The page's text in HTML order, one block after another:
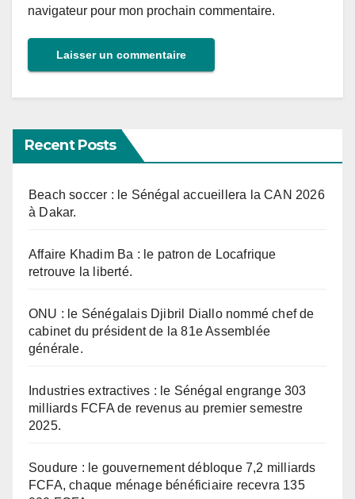
navigateur pour mon prochain commentaire.
Recent Posts
Beach soccer : le Sénégal accueillera la CAN 2026
à Dakar.
Affaire Khadim Ba : le patron de Locafrique
retrouve la liberté.
ONU : le Sénégalais Djibril Diallo nommé chef de
cabinet du président de la 81e Assemblée
générale.
Industries extractives : le Sénégal engrange 303
milliards FCFA de revenus au premier semestre
2025.
Soudure : le gouvernement débloque 7,2 milliards
FCFA, chaque ménage bénéficiaire recevra 135